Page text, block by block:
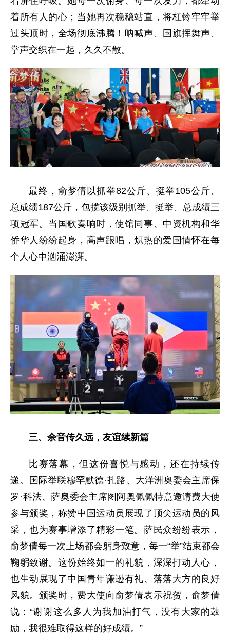
着所有人的心；当她再次稳稳站直，将杠铃牢牢举
过头顶时，全场彻底沸腾！呐喊声、国旗挥舞声、
掌声交织在一起，久久不散。
最终，俞梦倩以抓举82公斤、挺举105公斤、
总成绩187公斤，包揽该级别抓举、挺举、总成绩三
项冠军。当国歌奏响时，使馆同事、中资机构和华
侨华人纷纷起身，高声跟唱，炽热的爱国情怀在每
个人心中汹涌澎湃。
三、余音传久远，友谊续新篇
比赛落幕，但这份喜悦与感动，还在持续传
递。国际举联穆罕默德·扎路、大洋洲奥委会主席保
罗·科法、萨奥委会主席图阿奥佩佩特意邀请费大使
参与颁奖，称赞中国运动员展现了顶尖运动员的风
采，也为赛事增添了精彩一笔。萨民众纷纷表示，
俞梦倩每一次上场都会躬身致意，每一“举”结束都会
鞠躬致谢。这份始终如一的礼貌，深深打动人心，
也生动展现了中国青年谦逊有礼、落落大方的良好
风貌。颁奖时，费大使向俞梦倩表示祝贺，俞梦倩
说：“谢谢这么多人为我加油打气，没有大家的鼓
励，我很难取得这样的好成绩。”